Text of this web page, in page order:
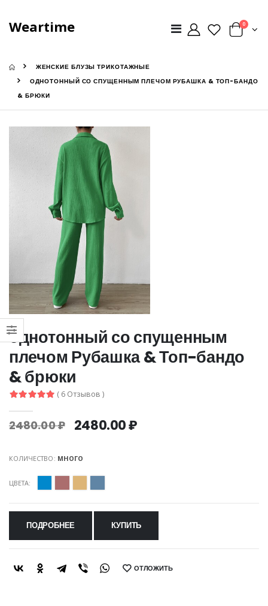
Weartime 0
ЖЕНСКИЕ БЛУЗЫ ТРИКОТАЖНЫЕ
ОДНОТОННЫЙ СО СПУЩЕННЫМ ПЛЕЧОМ РУБАШКА & ТОП-БАНДО
& БРЮКИ
однотонный со спущенным
плечом Рубашка & Топ-бандо
& брюки
( 6 Отзывов )
2480.00 ₽ 2480.00 ₽
КОЛИЧЕСТВО: МНОГО
ЦВЕТА:
ПОДРОБНЕЕ КУПИТЬ
SHARE: ОТЛОЖИТЬ